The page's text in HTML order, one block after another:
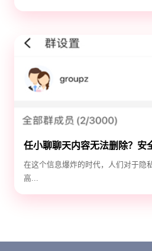
任小聊聊天内容无法删除？安
在这个信息爆炸的时代，人们对于隐
高...